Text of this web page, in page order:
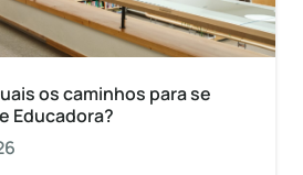
os caminhos para se
Educadora?